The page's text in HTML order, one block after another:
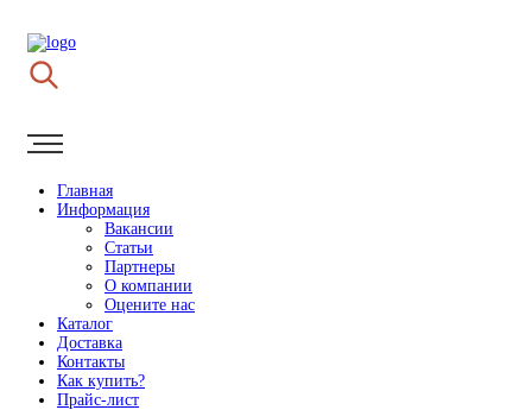
Главная
Информация
Вакансии
Статьи
Партнеры
О компании
Оцените нас
Каталог
Доставка
Контакты
Как купить?
Прайс-лист